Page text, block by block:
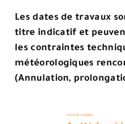
Les dates de travaux
titre indicatif et
les contraintes
météorologiques
(Annulation,